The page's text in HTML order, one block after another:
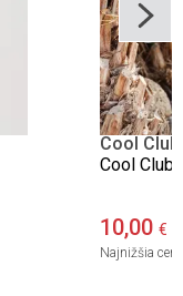
Cool Club
Cool
10,00 €
Najnižšia